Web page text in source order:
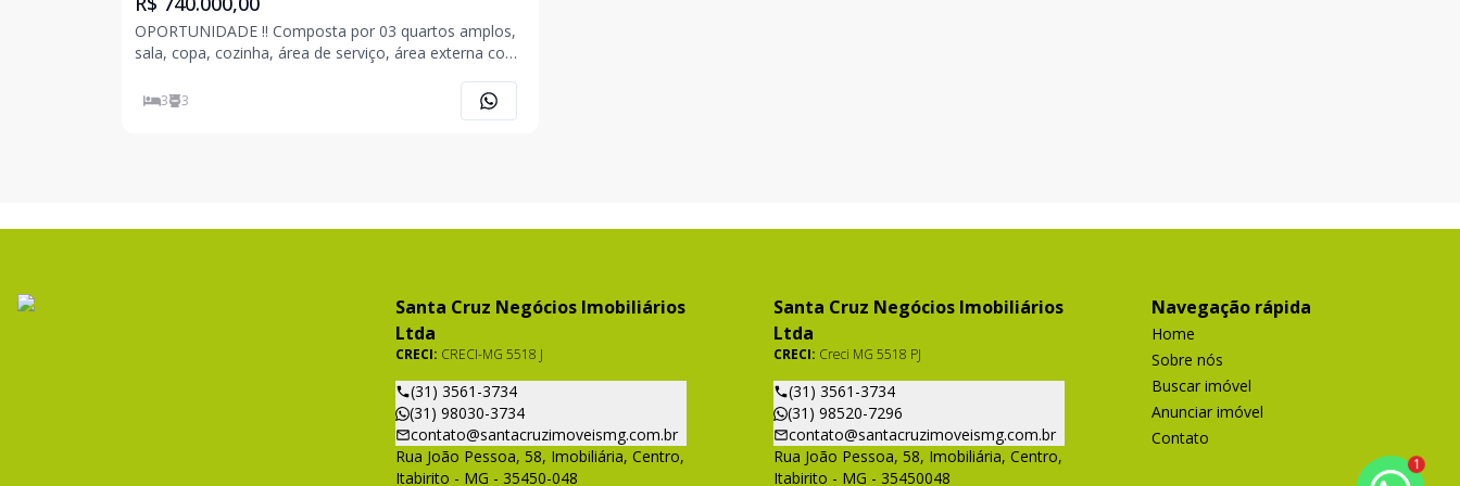
OPORTUNIDADE !! Composta por 03 quartos amplos,
sala, copa, cozinha, área de serviço, área externa com
cobertas. AGENDE UMA VISITA COM UM DE NOSSOS
CORRETORES. ROMÁRIO SANTANA (31) 98582-9294
3 3
Santa Cruz Negócios Imobiliários
Ltda
CRECI: CRECI-MG 5518 J
(31) 3561-3734
(31) 98030-3734
contato@santacruzimoveismg.com.br
Rua João Pessoa, 58, Imobiliária, Centro,
Itabirito - MG - 35450-048
Santa Cruz Negócios Imobiliários
Ltda
CRECI: Creci MG 5518 PJ
(31) 3561-3734
(31) 98520-7296
contato@santacruzimoveismg.com.br
Rua João Pessoa, 58, Imobiliária, Centro,
Itabirito - MG - 35450048
Navegação rápida
Home
Sobre nós
Buscar imóvel
Anunciar imóvel
Contato
1